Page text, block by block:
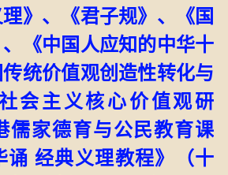
理》、《君子规》、《国
《中国人应知的中华十
统价值观创造性转化与
会主义核心价值观研
儒家德育与公民教育课
诵 经典义理教程》（十